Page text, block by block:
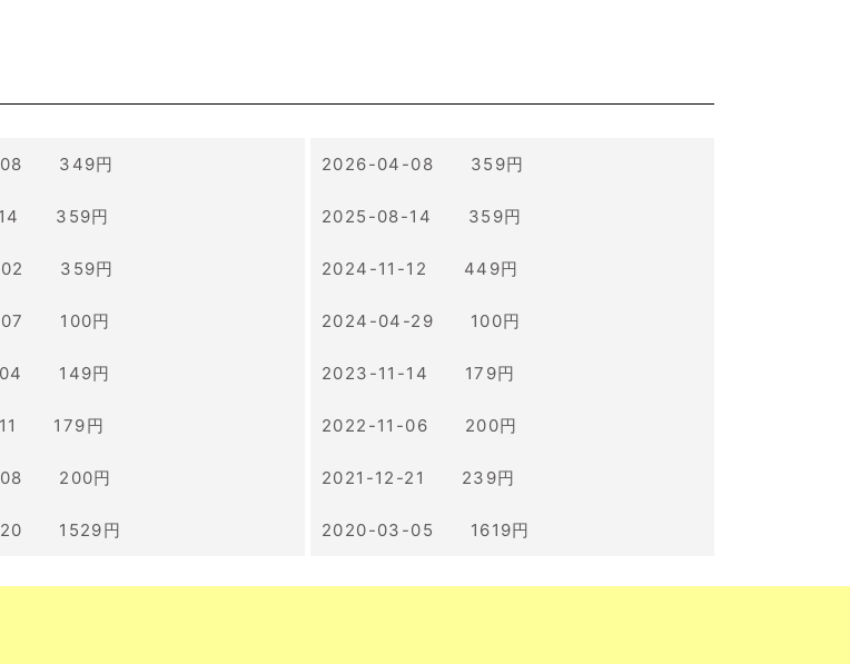
08 349円 2026-04-08 359円
14 359円 2025-08-14 359円
02 359円 2024-11-12 449円
07 100円 2024-04-29 100円
04 149円 2023-11-14 179円
11 179円 2022-11-06 200円
08 200円 2021-12-21 239円
20 1529円 2020-03-05 1619円